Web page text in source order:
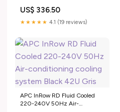
US$ 336.50
★★★★★ 4.1 (19 reviews)
APC InRow RD Fluid Cooled
220-240V 50Hz Air-